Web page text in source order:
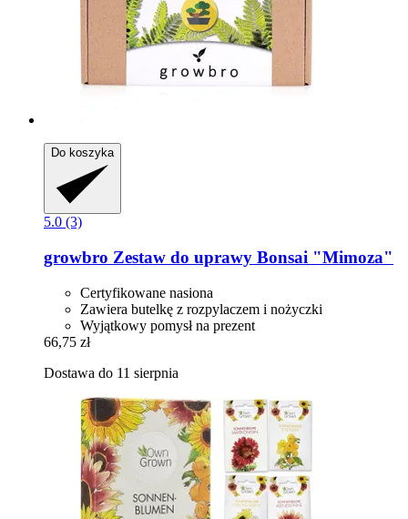
Do koszyka
5.0 (3)
growbro Zestaw do uprawy Bonsai "Mimoza"
Certyfikowane nasiona
Zawiera butelkę z rozpylaczem i nożyczki
Wyjątkowy pomysł na prezent
66,75 zł
Dostawa do 11 sierpnia